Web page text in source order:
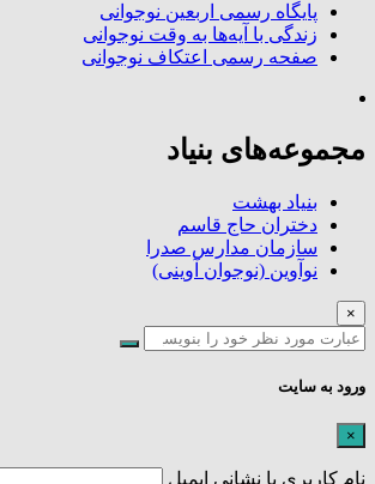
پایگاه رسمی اربعین نوجوانی
زندگی با آیه‌ها به وقت نوجوانی
صفحه رسمی اعتکاف نوجوانی
مجموعه‌های بنیاد
بنیاد بهشت
دختران حاج قاسم
سازمان مدارس صدرا
نوآوین (نوجوان آوینی)
×
ورود به سایت
×
نام کاربری یا نشانی ایمیل